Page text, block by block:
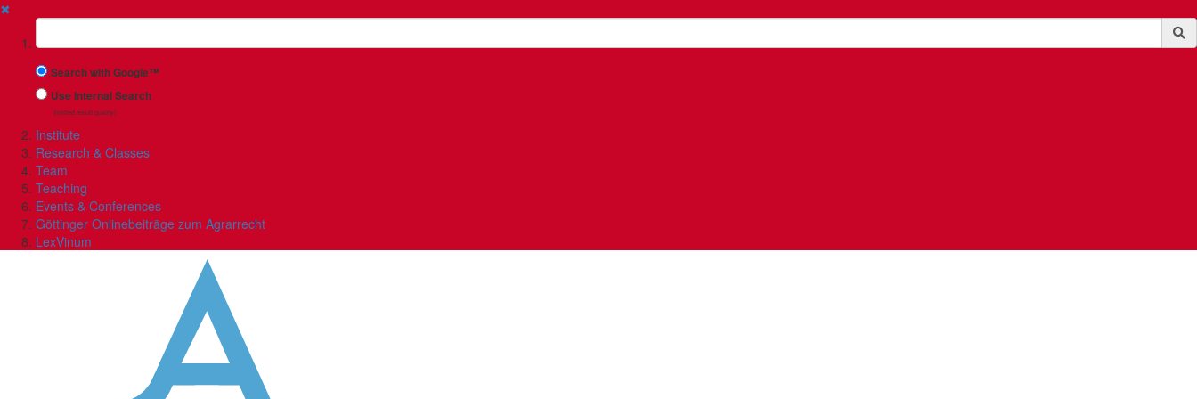
✖
Suchbegriff
Search with Google™
Use Internal Search
(limited result quality)
Institute
Research & Classes
Team
Teaching
Events & Conferences
Göttinger Onlinebeiträge zum Agrarrecht
LexVinum